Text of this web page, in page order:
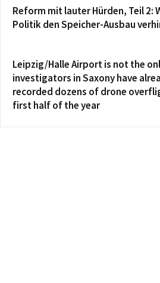
Reform mit lauter Hürden, Teil 2:
Politik den Speicher-Ausbau
Leipzig/Halle Airport is not the
investigators in Saxony have
recorded dozens of drone
first half of the year